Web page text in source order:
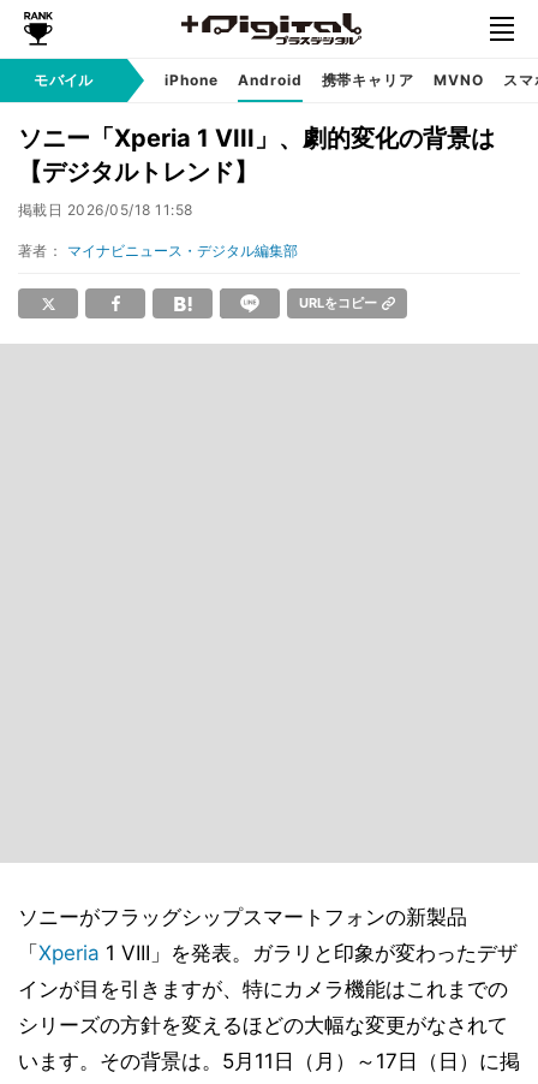
モバイル iPhone Android 携帯キャリア MVNO ス
ソニー「Xperia 1 VIII」、劇的変化の背景は
【デジタルトレンド】
掲載日 2026/05/18 11:58
著者： マイナビニュース・デジタル編集部
URLをコピー
ソニーがフラッグシップスマートフォンの新製品
「 Xperia 1 VIII」を発表。ガラリと印象が変わったデザ
インが目を引きますが、特にカメラ機能はこれまでの
シリーズの方針を変えるほどの大幅な変更がなされて
います。その背景は。5月11日（月）～17日（日）に掲